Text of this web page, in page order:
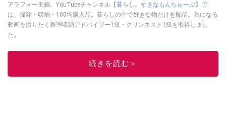
アラフォー主婦。YouTubeチャンネル 【暮らし。すきなもんちゅーぶ】 で
は、掃除・収納・100均購入品。暮らしの中で好きな物だけを配信。為になる
動画を撮りたく整理収納アドバイザー1級・クリンネスト1級を取得しまし
た。
このイチオシストの他の記事を読む
続きを読む＞